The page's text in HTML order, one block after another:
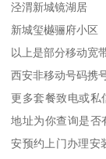
泾渭新城镜湖居
新城玺樾骊府小区
以上是部分移动宽
西安非移动号码携
更多套餐致电或私
地址为你查询是否
安预约上门办理安